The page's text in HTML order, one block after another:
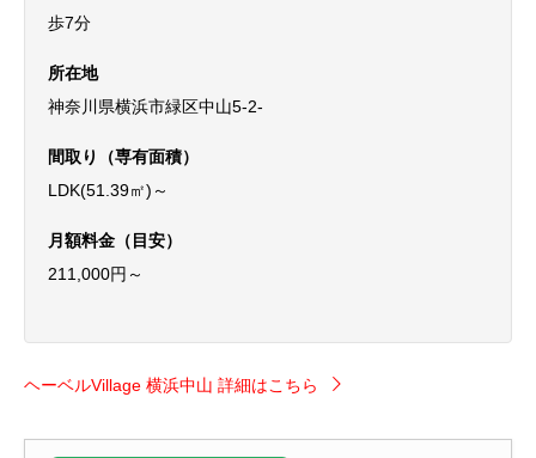
歩7分
所在地
神奈川県横浜市緑区中山5-2-
間取り（専有面積）
LDK(51.39㎡)～
月額料金（目安）
211,000円～
ヘーベルVillage 横浜中山 詳細はこちら